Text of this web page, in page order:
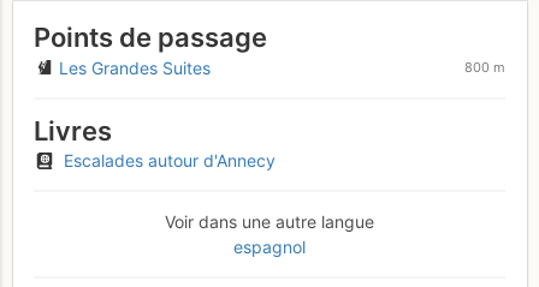
Points de passage
Les Grandes Suites 800 m
Livres
Escalades autour d'Annecy
Voir dans une autre langue
espagnol